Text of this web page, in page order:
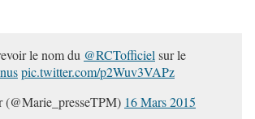
le nom du @RCTofficielsur le
pic.twitter.com/p2Wuv3VAPz
16 Mars 2015